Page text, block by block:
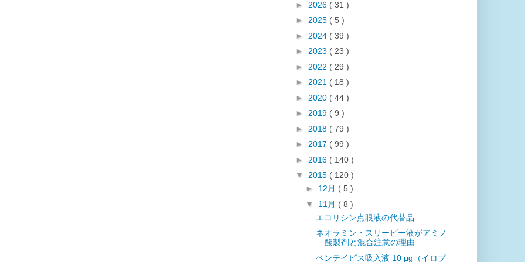
► 2026 ( 31 )
► 2025 ( 5 )
► 2024 ( 39 )
► 2023 ( 23 )
► 2022 ( 29 )
► 2021 ( 18 )
► 2020 ( 44 )
► 2019 ( 9 )
► 2018 ( 79 )
► 2017 ( 99 )
► 2016 ( 140 )
▼ 2015 ( 120 )
► 12月 ( 5 )
▼ 11月 ( 8 )
エコリシン点眼液の代替品
ネオラミン・スリービー液がアミノ
酸製剤と混合注意の理由
ベンテイビス吸入液 10 μg（イロプ